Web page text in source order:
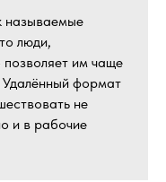
называемые
люди,
им чаще
формат
не
и в рабочие